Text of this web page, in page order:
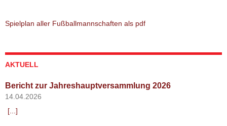
Spielplan aller Fußballmannschaften als pdf
AKTUELL
Bericht zur Jahreshauptversammlung 2026
14.04.2026
[...]